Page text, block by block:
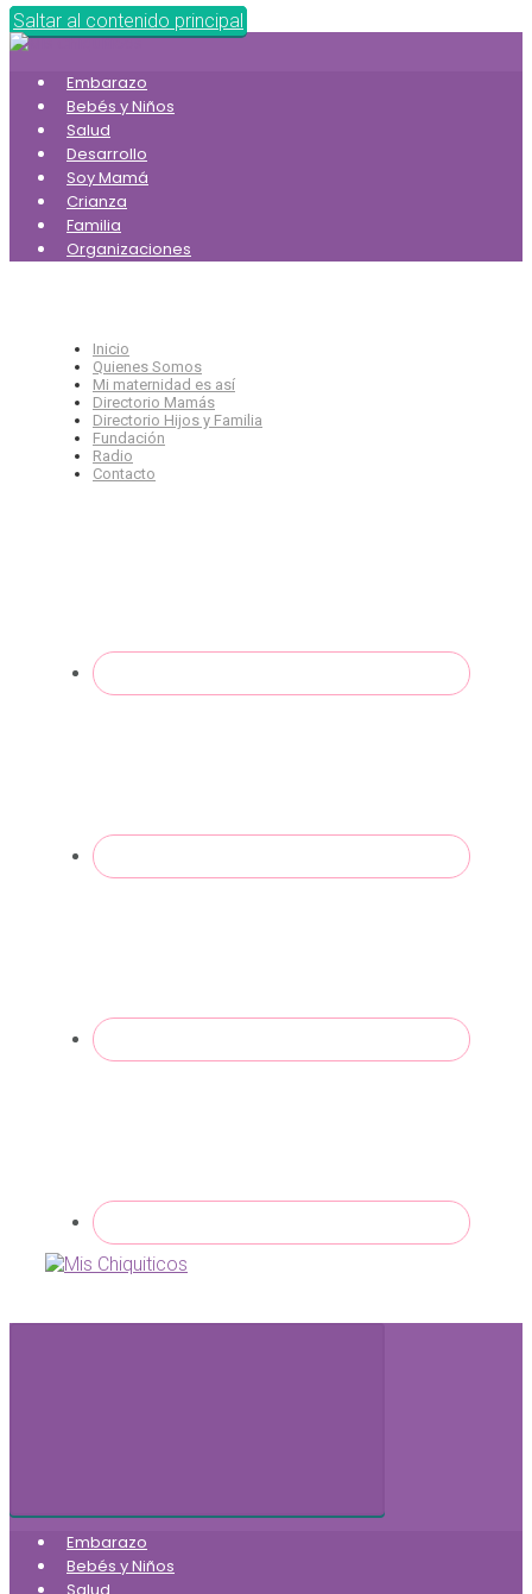
Saltar al contenido principal
Embarazo
Bebés y Niños
Salud
Desarrollo
Soy Mamá
Crianza
Familia
Organizaciones
Inicio
Quienes Somos
Mi maternidad es así
Directorio Mamás
Directorio Hijos y Familia
Fundación
Radio
Contacto
Embarazo
Bebés y Niños